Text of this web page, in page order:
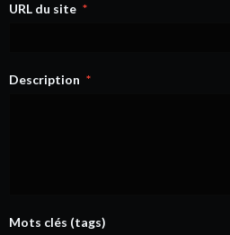
URL du site
Description
Mots clés (tags)